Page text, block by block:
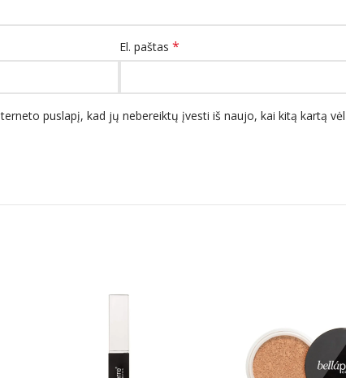
El. paštas *
puslapį, kad jų nebereiktų įvesti iš naujo, kai kitą kartą